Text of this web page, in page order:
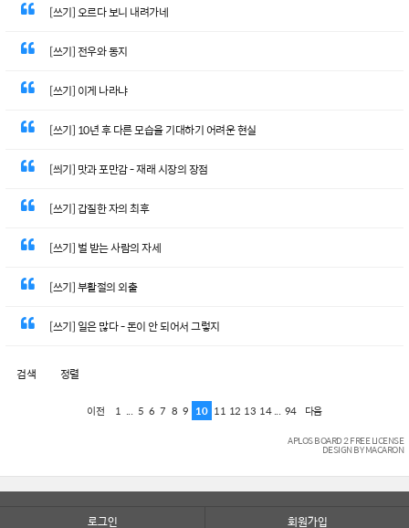
[쓰기] 오르다 보니 내려가네
[쓰기] 전우와 동지
[쓰기] 이게 나라냐
[쓰기] 10년 후 다른 모습을 기대하기 어려운 현실
[씌기] 맛과 포만감 - 재래 시장의 장점
[쓰기] 갑질한 자의 최후
[쓰기] 벌 받는 사람의 자세
[쓰기] 부활절의 외출
[쓰기] 일은 많다 - 돈이 안 되어서 그렇지
검색 정렬
이전 1 ... 5 6 7 8 9 10 11 12 13 14 ... 94 다음
APLOS BOARD 2 FREE LICENSE
DESIGN BY MACARON
로그인 회원가입